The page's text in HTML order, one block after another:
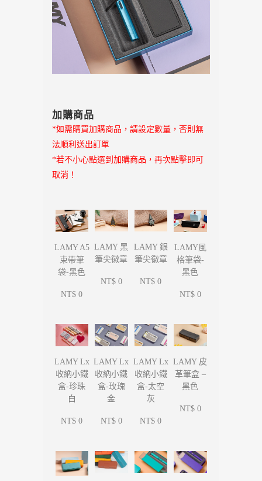
加購商品
*如需購買加購商品，請設定數量，否則無
法順利送出訂單
*若不小心點選到加購商品，再次點擊即可
取消！
LAMY A5
束帶筆
袋-黑色
NT$ 0
LAMY 黑
筆尖徽章
NT$ 0
LAMY 銀
筆尖徽章
NT$ 0
LAMY風
格筆袋-
黑色
NT$ 0
LAMY Lx
收納小鐵
盒-珍珠
白
NT$ 0
LAMY Lx
收納小鐵
盒-玫瑰
金
NT$ 0
LAMY Lx
收納小鐵
盒-太空
灰
NT$ 0
LAMY 皮
革筆盒 –
黑色
NT$ 0